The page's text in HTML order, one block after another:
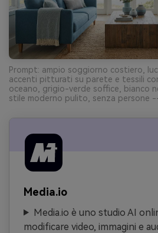
Prompt: ampio soggiorno costiero,
accenti pitturati su parete e tessili
oceano, grigio-verde soffice, bianco
stile moderno pulito, senza persone
Media.io
Media.io è uno studio AI
modificare video, immagini e